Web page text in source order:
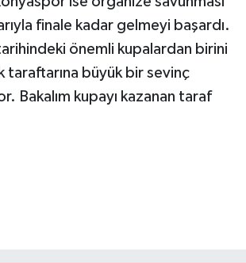
finale kadar gelmeyi başardı.
önemli kupalardan birini
taraftarına büyük bir sevinç
Bakalım kupayı kazanan taraf